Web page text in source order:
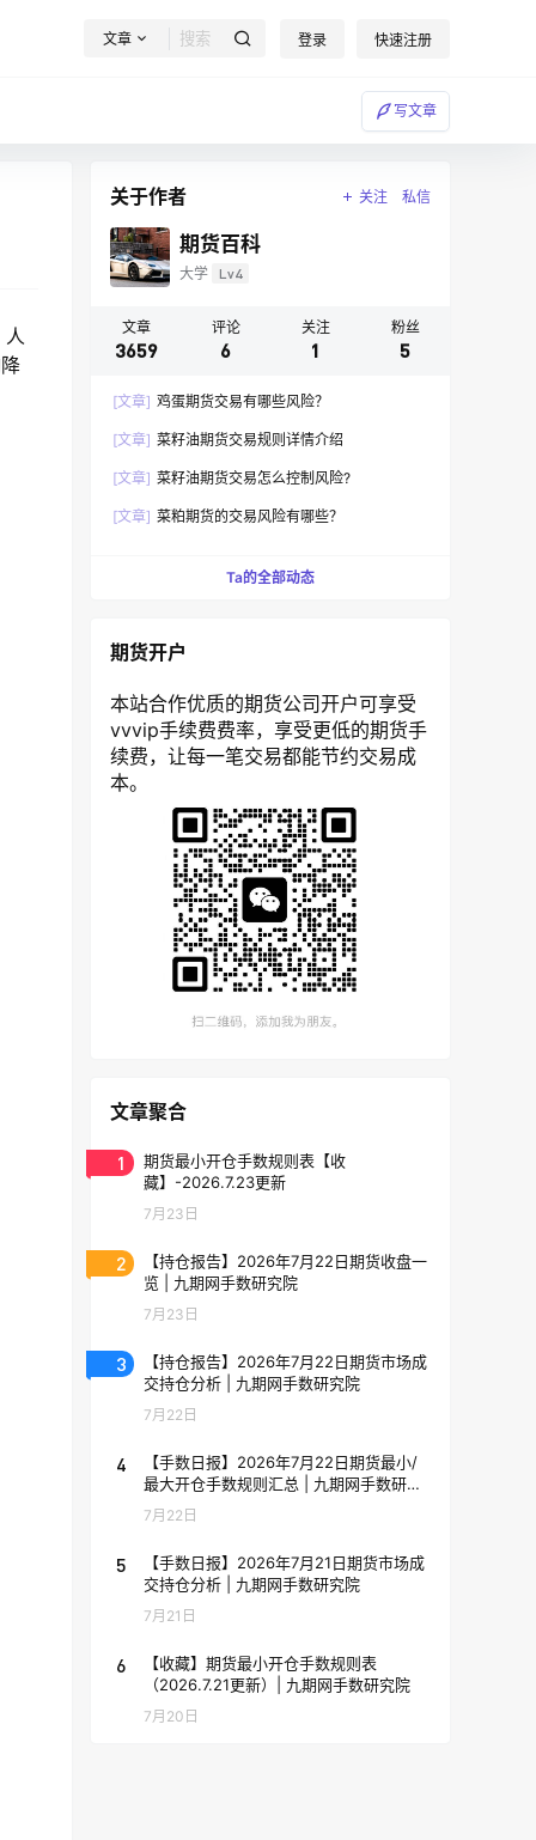
文章 登录 快速注册
写文章
人
关于作者 关注 私信
期货百科
大学 Lv4
文章
3659
评论
6
关注
1
粉丝
5
[文章] 鸡蛋期货交易有哪些风险？
[文章] 菜籽油期货交易规则详情介绍
[文章] 菜籽油期货交易怎么控制风险?
[文章] 菜粕期货的交易风险有哪些？
Ta的全部动态
期货开户
本站合作优质的期货公司开户可享受
vvvip手续费费率，享受更低的期货手
续费，让每一笔交易都能节约交易成
本。
文章聚合
1
期货最小开仓手数规则表【收
藏】-2026.7.23更新
7月23日
2
【持仓报告】2026年7月22日期货收盘一
览 | 九期网手数研究院
7月23日
3
【持仓报告】2026年7月22日期货市场成
交持仓分析 | 九期网手数研究院
7月22日
4
【手数日报】2026年7月22日期货最小/
最大开仓手数规则汇总 | 九期网手数研究
院
7月22日
5
【手数日报】2026年7月21日期货市场成
交持仓分析 | 九期网手数研究院
7月21日
6
【收藏】期货最小开仓手数规则表
（2026.7.21更新）| 九期网手数研究院
7月20日